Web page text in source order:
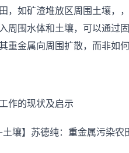
，如矿渣堆放区周围土壤，
周围水体和土壤，可以通过
重金属向周围扩散，而非如何
作的现状及启示
壤】苏德纯：重金属污染农